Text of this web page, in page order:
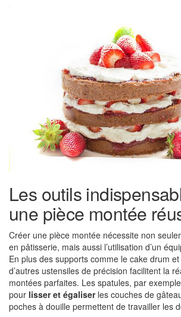
Les outils
une pièce montée
Créer une pièce montée nécessite non
en pâtisserie, mais aussi l’utilisation d’un
En plus des supports comme le cake drum
d’autres ustensiles de précision facilitent la
montées parfaites. Les spatules, par
pour lisser et égaliserles couches de
poches à douille permettent de travailler les